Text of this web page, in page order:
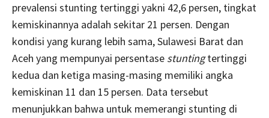
prevalensi stunting tertinggi yakni 42,6 persen, tingkat
kemiskinannya adalah sekitar 21 persen. Dengan
kondisi yang kurang lebih sama, Sulawesi Barat dan
Aceh yang mempunyai persentase stuntingtertinggi
kedua dan ketiga masing-masing memiliki angka
kemiskinan 11 dan 15 persen. Data tersebut
menunjukkan bahwa untuk memerangi stunting di